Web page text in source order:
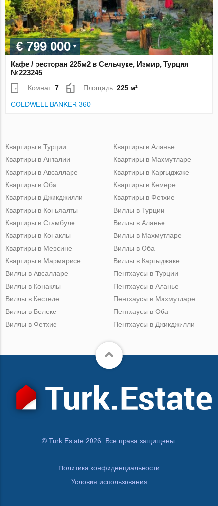
€ 799 000
Кафе / ресторан 225м2 в Сельчуке, Измир, Турция
№223245
Комнат:7 Площадь:225 м²
COLDWELL BANKER 360
Квартиры в Турции
Квартиры в Анталии
Квартиры в Авсалларе
Квартиры в Оба
Квартиры в Джикджилли
Квартиры в Аланье
Квартиры в Махмутларе
Квартиры в Каргыджаке
Квартиры в Кемере
Квартиры в Фетхие
Квартиры в Коньяалты
Квартиры в Стамбуле
Квартиры в Конаклы
Квартиры в Мерсине
Квартиры в Мармарисе
Виллы в Турции
Виллы в Аланье
Виллы в Махмутларе
Виллы в Оба
Виллы в Каргыджаке
Виллы в Авсалларе
Виллы в Конаклы
Виллы в Кестеле
Виллы в Белеке
Виллы в Фетхие
Пентхаусы в Турции
Пентхаусы в Аланье
Пентхаусы в Махмутларе
Пентхаусы в Оба
Пентхаусы в Джикджилли
© Turk.Estate 2026. Все права защищены.
Политика конфиденциальности
Условия использования